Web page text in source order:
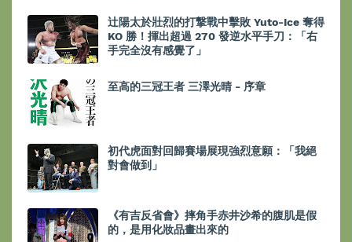
辻陽太於壯烈的打撃戰中擊敗 Yuto-Ice 奪得
KO 勝！揮出超過 270 發逆水平手刀：「右
手完全沒有感覺了」
至高的三冠王者 三澤光晴 - 序章
初代虎面對回歸賽場展現強烈意願：「我絕
對會做到」
《有吉反省會》摔角手赤井沙希的腹肌是假
的，是用化妝品畫出來的